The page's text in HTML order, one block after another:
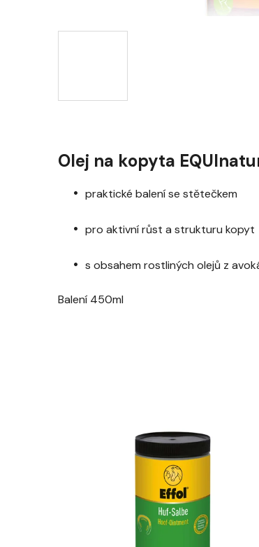
Olej na kopyta
praktické balení se stětečkem
pro aktivní růst a strukturu kopyt
s obsahem rostliných olejů z
Balení 450ml